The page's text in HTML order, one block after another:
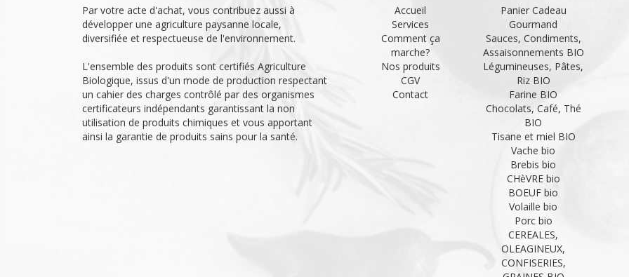
Par votre acte d'achat, vous contribuez aussi à
développer une agriculture paysanne locale,
diversifiée et respectueuse de l'environnement.
L'ensemble des produits sont certifiés Agriculture
Biologique, issus d'un mode de production respectant
un cahier des charges contrôlé par des organismes
certificateurs indépendants garantissant la non
utilisation de produits chimiques et vous apportant
ainsi la garantie de produits sains pour la santé.
Accueil
Services
Comment ça
marche?
Nos produits
CGV
Contact
Panier Cadeau
Gourmand
Sauces, Condiments,
Assaisonnements BIO
Légumineuses, Pâtes,
Riz BIO
Farine BIO
Chocolats, Café, Thé
BIO
Tisane et miel BIO
Vache bio
Brebis bio
CHèVRE bio
BOEUF bio
Volaille bio
Porc bio
CEREALES,
OLEAGINEUX,
CONFISERIES,